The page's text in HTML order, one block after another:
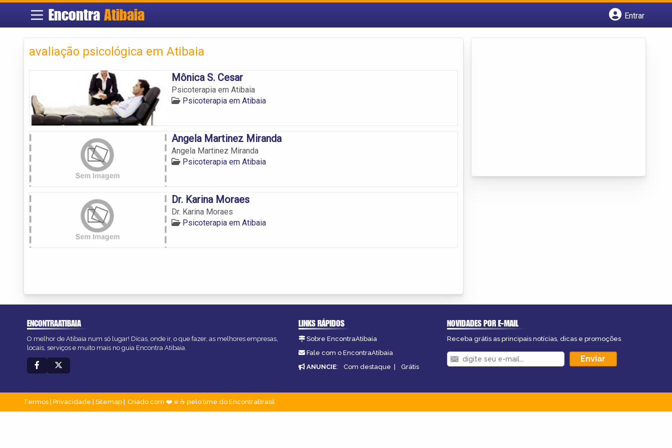
EncontraAtibaia
Entrar
avaliação psicológica em Atibaia
Mônica S. Cesar
Psicoterapia em Atibaia
Psicoterapia em Atibaia
Angela Martinez Miranda
Angela Martinez Miranda
Psicoterapia em Atibaia
Dr. Karina Moraes
Dr. Karina Moraes
Psicoterapia em Atibaia
ENCONTRAATIBAIA
O melhor de Atibaia num só lugar! Dicas, onde ir, o que fazer, as melhores empresas,
locais, serviços e muito mais no guia Encontra Atibaia.
LINKS RÁPIDOS
Sobre EncontraAtibaia
Fale com o EncontraAtibaia
ANUNCIE: Com destaque | Grátis
NOVIDADES POR E-MAIL
Receba grátis as principais notícias, dicas e promoções
Termos Privacidade Sitemap Criado com ❤️ e ☕ pelo time do EncontraBrasil